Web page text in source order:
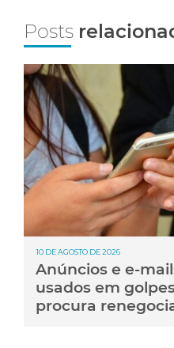
Posts
10 DE AGOSTO DE 2026
Anúncios e e-
usados em
procura